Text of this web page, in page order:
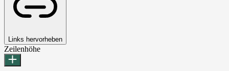
Links hervorheben
Zeilenhöhe